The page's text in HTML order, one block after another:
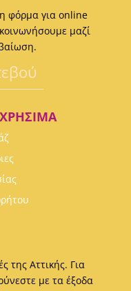
φόρμα για online
μαζί
της Αττικής. Για
με τα έξοδα